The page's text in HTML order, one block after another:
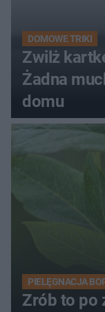
DOMOWE TRIKI
Zwilż
Żadna
domu
PIELĘGNACJA
Zrób to po